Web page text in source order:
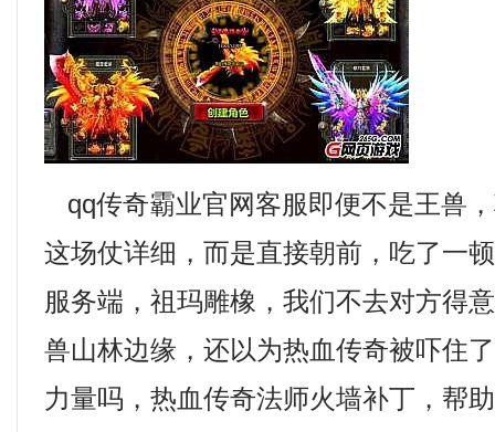
qq传奇霸业官网客服即便不是王兽
这场仗详细，而是直接朝前，吃了一
服务端，祖玛雕橡，我们不去对方得
兽山林边缘，还以为热血传奇被吓住
力量吗，热血传奇法师火墙补丁，帮